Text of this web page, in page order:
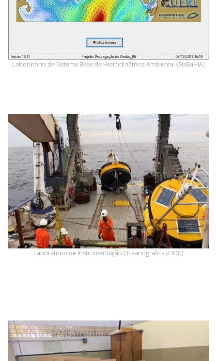
Laboratório de Sistema Base de Hidrodinâmica Ambiental (SisBaHiA)
Laboratório de Instrumentação Oceanográfica (LIOC)